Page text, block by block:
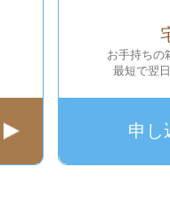
お手持ちの
最短で翌
申し